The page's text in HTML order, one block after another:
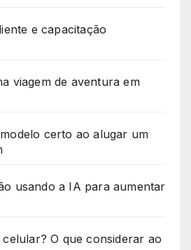
e capacitação
viagem de aventura em
certo ao alugar um
usando a IA para aumentar
O que considerar ao